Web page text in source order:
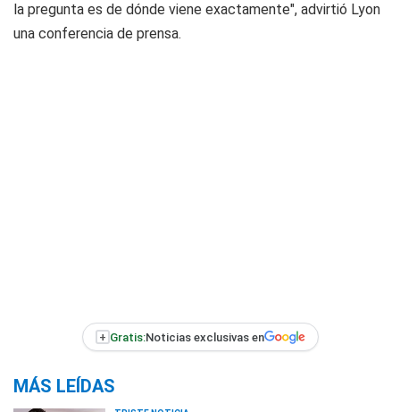
la pregunta es de dónde viene exactamente", advirtió Lyon
una conferencia de prensa.
+ Gratis:Noticias exclusivas en
MÁS LEÍDAS